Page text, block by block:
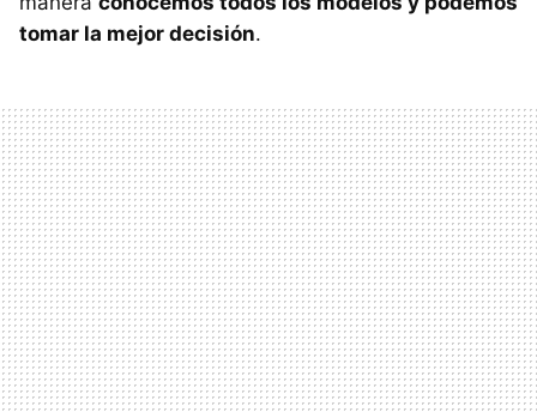
tomar la mejor decisión.